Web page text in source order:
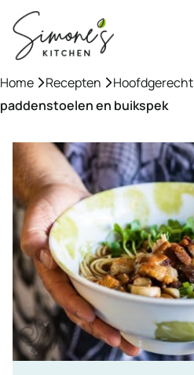
naar
inhoud
Home »Recepten »Hoofdgerecht
paddenstoelen en buikspek